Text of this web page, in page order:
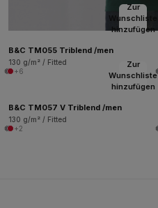
Zur
Wunschliste
hinzufügen
B&C TM055 Triblend /men
130 g/m² / Fitted
+6
Zur
Wunschliste
hinzufügen
B&C TM057 V Triblend /men
130 g/m² / Fitted
+2